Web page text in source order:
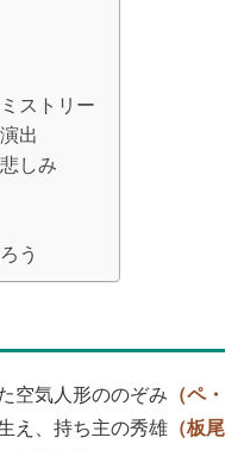
ストリー
出
しみ
う
空気人形ののぞみ （ペ・
え、持ち主の秀雄 （板尾